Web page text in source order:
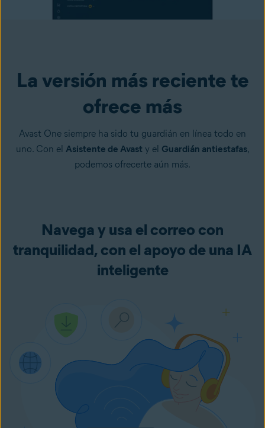
La versión más reciente te
ofrece más
Avast One siempre ha sido tu guardián en línea todo en
uno. Con el Asistente de Avast y el Guardián antiestafas,
podemos ofrecerte aún más.
Navega y usa el correo con
tranquilidad, con el apoyo de una IA
inteligente